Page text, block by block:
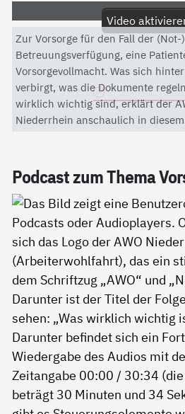
Video
Mit dem Aktivieren des
Datenschutzerklärung
Zur Vorsorge für den Fall der (Not-
Betreuungsverfügung, eine
Vorsorgevollmacht. Was sich
verbirgt, was die Dokumente
wirklich wichtig sind, erklärt der
Niederrhein anschaulich in
Pod­cast zum The­ma